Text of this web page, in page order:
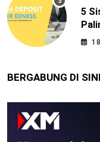
5
BERGABUNG DI SINI